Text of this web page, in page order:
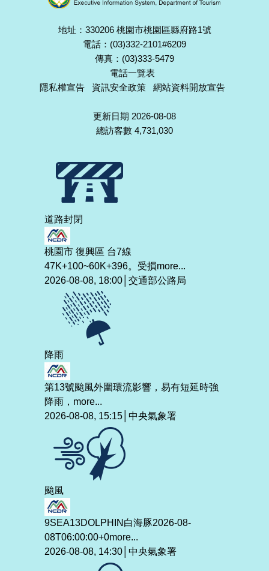
地址：330206 桃園市桃園區縣府路1號
電話：(03)332-2101#6209
傳真：(03)333-5479
電話一覽表
隱私權宣告
資訊安全政策 網站資料開放宣告
更新日期 2026-08-08
總訪客數 4,731,030
道路封閉
桃園市 復興區 台7線
47K+100~60K+396。受損more...
2026-08-08, 18:00│交通部公路局
降雨
第13號颱風外圍環流影響，易有短延時強
降雨， more...
2026-08-08, 15:15│中央氣象署
颱風
9SEA13DOLPHIN白海豚2026-08-
08T06:00:00+0more...
2026-08-08, 14:30│中央氣象署